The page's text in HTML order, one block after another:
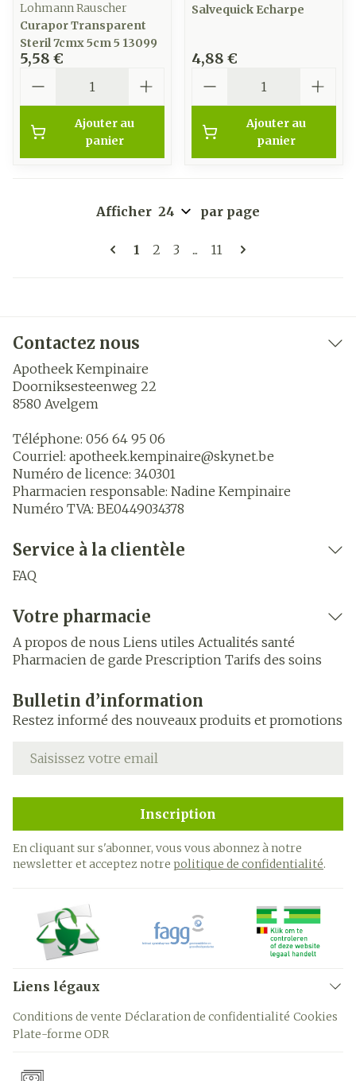
Lohmann Rauscher
Curapor Transparent
Steril 7cmx 5cm 5 13099
5,58 €
Ajouter au
panier
Salvequick Echarpe
4,88 €
Ajouter au
panier
Pages
Vous lisez actuellement la page
1 Page
2 Page
3 ... Page
11
Afficher par page
Contactez nous
Apotheek Kempinaire
Doorniksesteenweg 22
8580 Avelgem
Téléphone: 056 64 95 06
Courriel: apotheek.kempinaire@skynet.be
Numéro de licence: 340301
Pharmacien responsable: Nadine Kempinaire
Numéro TVA: BE0449034378
Service à la clientèle
FAQ
Votre pharmacie
A propos de nous Liens utiles Actualités santé
Pharmacien de garde Prescription Tarifs des soins
Bulletin d’information
Restez informé des nouveaux produits et promotions
Adresse mail
Inscription
En cliquant sur s'abonner, vous vous abonnez à notre
newsletter et acceptez notre politique de confidentialité.
Liens légaux
Conditions de vente Déclaration de confidentialité Cookies
Plate-forme ODR